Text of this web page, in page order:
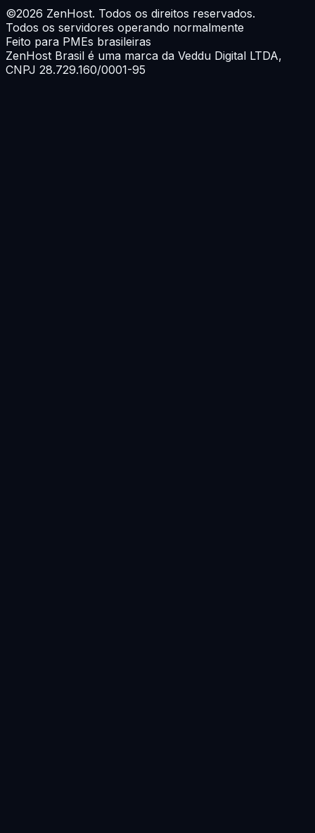
©2026 ZenHost. Todos os direitos reservados.
Todos os servidores operando normalmente
Feito para PMEs brasileiras
ZenHost Brasil é uma marca da Veddu Digital LTDA,
CNPJ 28.729.160/0001-95